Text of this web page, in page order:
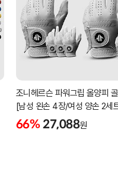
조니헤르슨 파워그립 올양피
[남성 왼손 4장/여성 양손 2세
[화이트][케이스포함]
66% 27,088원